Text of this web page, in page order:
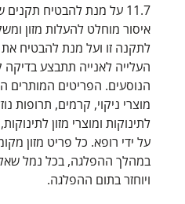
11.7 על מנת להבטיח
איסור מוחלט להעלות מזון
לתקנה זו ועל מנת להבטיח
העלייה לאנייה תתבצע
הנוסעים. הפריטים המותרים
מוצרי ניקוי, קרמים, תרופות
לתינוקות ומוצרי מזון
על ידי רופא. כל פריט מזון
במהלך ההפלגה, בכל נמל
ויוחזר בתום ההפלגה.